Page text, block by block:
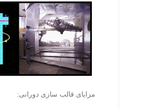
مزایای قالب سازی دورانی: